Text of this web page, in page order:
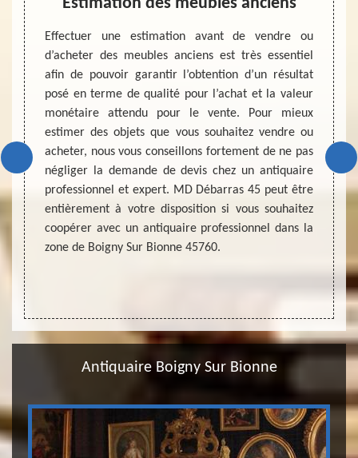
et
Sur
que
quel
un
de
et
Effectuer une estimation avant de vendre ou
d’acheter des meubles anciens est très essentiel
afin de pouvoir garantir l’obtention d’un résultat
posé en terme de qualité pour l’achat et la valeur
monétaire attendu pour le vente. Pour mieux
estimer des objets que vous souhaitez vendre ou
acheter, nous vous conseillons fortement de ne pas
négliger la demande de devis chez un antiquaire
professionnel et expert. MD Débarras 45 peut être
entièrement à votre disposition si vous souhaitez
coopérer avec un antiquaire professionnel dans la
zone de Boigny Sur Bionne 45760.
pas
est
en
pas à
Antiquaire Boigny Sur Bionne